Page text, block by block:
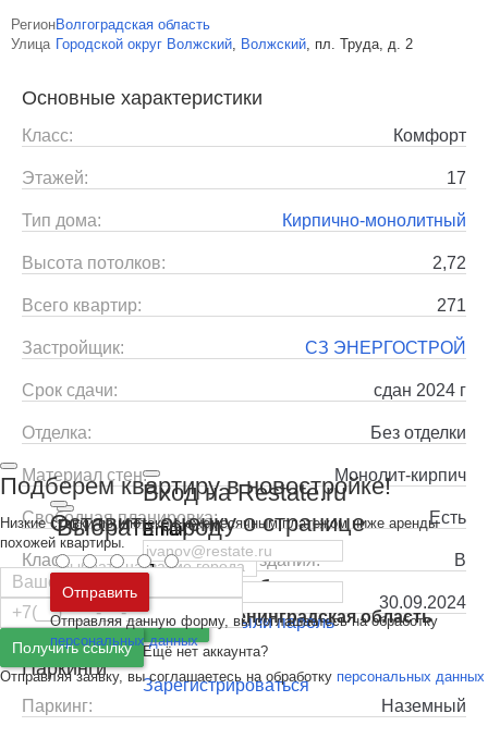
Выбрать город
Москва и
Московская область
Санкт-Петербург иЛенинградская область
Вход на Restate.ru
Email
Пароль
Войти Забыли пароль
Ещё нет аккаунта?
Зарегистрироваться
РегионВолгоградская область
Улица Городской округ Волжский, Волжский, пл. Труда, д. 2
Основные характеристики
Класс: Комфорт
Этажей: 17
Тип дома: Кирпично-монолитный
Высота потолков: 2,72
Всего квартир: 271
Застройщик: СЗ ЭНЕРГОСТРОЙ
Срок сдачи: сдан 2024 г
Отделка: Без отделки
Материал стен: Монолит-кирпич
Свободная планировка: Есть
Класс энергоэффективности здания: B
Выдача ключей: 30.09.2024
Паркинги
Паркинг: Наземный
Подберем квартиру в новостройке!
Низкие ставки по ипотеке с ежемесячным платежом ниже аренды
похожей квартиры.
Получить ссылку
Отправляя заявку, вы соглашаетесь на обработку персональных данных
Оставить оценку о странице
Отправить
Отправляя данную форму, вы соглашаетесь на обработку
персональных данных